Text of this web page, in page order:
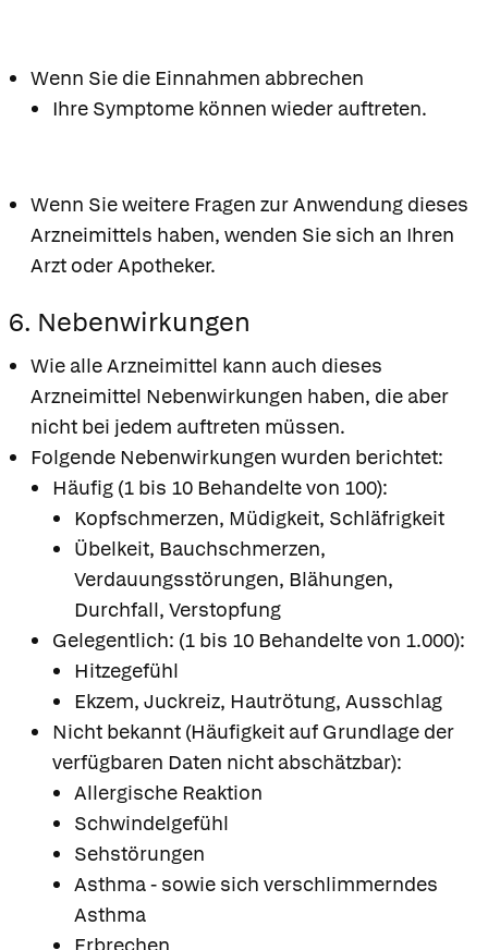
Wenn Sie die Einnahmen abbrechen
Ihre Symptome können wieder auftreten.
Wenn Sie weitere Fragen zur Anwendung dieses
Arzneimittels haben, wenden Sie sich an Ihren
Arzt oder Apotheker.
6. Nebenwirkungen
Wie alle Arzneimittel kann auch dieses
Arzneimittel Nebenwirkungen haben, die aber
nicht bei jedem auftreten müssen.
Folgende Nebenwirkungen wurden berichtet:
Häufig (1 bis 10 Behandelte von 100):
Kopfschmerzen, Müdigkeit, Schläfrigkeit
Übelkeit, Bauchschmerzen,
Verdauungsstörungen, Blähungen,
Durchfall, Verstopfung
Gelegentlich: (1 bis 10 Behandelte von 1.000):
Hitzegefühl
Ekzem, Juckreiz, Hautrötung, Ausschlag
Nicht bekannt (Häufigkeit auf Grundlage der
verfügbaren Daten nicht abschätzbar):
Allergische Reaktion
Schwindelgefühl
Sehstörungen
Asthma - sowie sich verschlimmerndes
Asthma
Erbrechen